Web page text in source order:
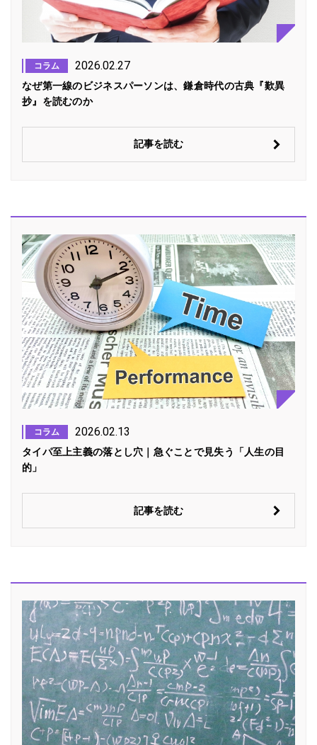
コラム 2026.02.27
なぜ第一線のビジネスパーソンは、鎌倉時代の古典『歎異
抄』を読むのか
記事を読む
コラム 2026.02.13
タイパ至上主義の落とし穴｜急ぐことで見失う「人生の目
的」
記事を読む